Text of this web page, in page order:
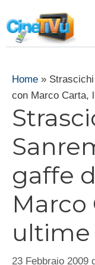
al
contenuto
Home »
con Marco Carta,
gaffe
Marco
23 Febbraio 2009